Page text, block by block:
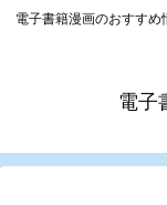
電子書籍漫画のおすす
電子